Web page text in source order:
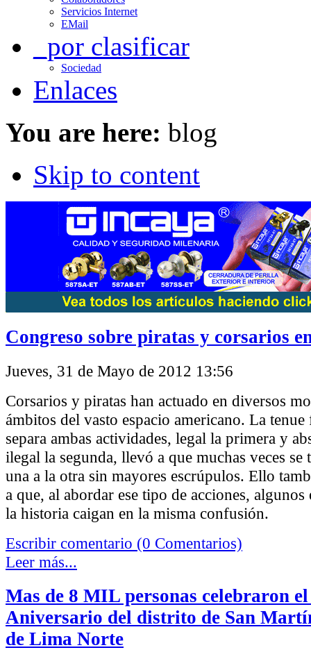
Servicios Internet
EMail
_por clasificar
Sociedad
Enlaces
You are here: blog
Skip to content
Congreso sobre piratas y corsarios
Jueves, 31 de Mayo de 2012 13:56
Corsarios y piratas han actuado en diversos
ámbitos del vasto espacio americano. La
separa ambas actividades, legal la primera y
ilegal la segunda, llevó a que muchas veces se
una a la otra sin mayores escrúpulos. Ello
a que, al abordar ese tipo de acciones, algunos
la historia caigan en la misma confusión.
Escribir comentario (0 Comentarios)
Leer más...
Mas de 8 MIL personas celebraron el
Aniversario del distrito de San
de Lima Norte